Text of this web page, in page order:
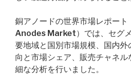
銅アノードの世界市場レポー
Anodes Market）では、セグ
要地域と国別市場規模、国内
向と市場シェア、販売チャネ
細な分析を行いました。